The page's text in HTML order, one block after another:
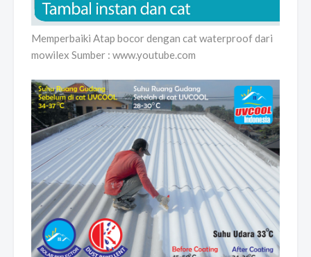
Memperbaiki Atap bocor dengan cat waterproof dari
mowilex Sumber : www.youtube.com